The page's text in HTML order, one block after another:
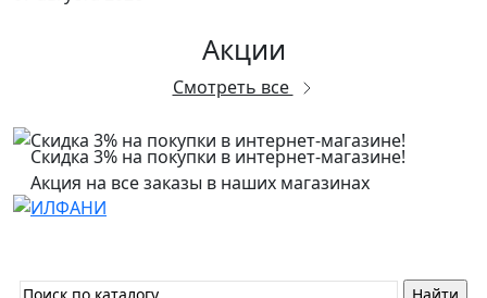
Акции
Смотреть все
Скидка 3% на покупки в интернет-магазине!
Акция на все заказы в наших магазинах